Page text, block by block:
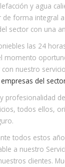
y agua
de forma integral
sector con una
las 24
momento
nuestro
del
profesionalidad
todos ellos,
todos estos
a nuestro
clientes.